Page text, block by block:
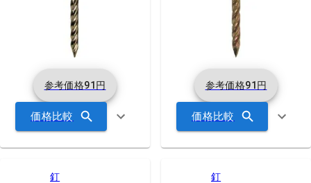
参考価格91 円
価格比較
参考価格91 円
価格比較
釘
釘